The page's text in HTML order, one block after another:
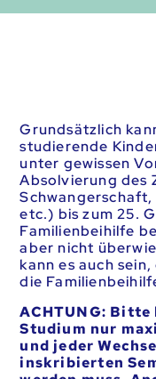
Grundsätzlich
studierende
unter gewissen
Absolvierung des
etc.) bis zum 25.
Familienbeihilfe
aber nicht
kann es auch
die
ACHTUNG: Bitte
Studium nur
und jeder
inskribierten